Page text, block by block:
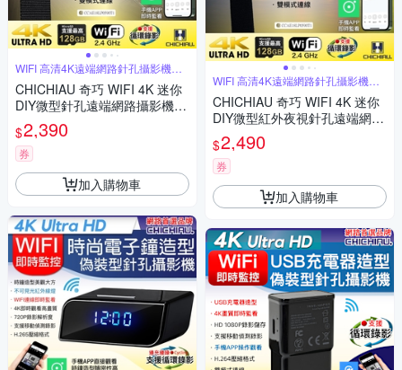
WIFI 高清4K遠端網路針孔攝影機模
CHICHIAU 奇巧 WIFI 4K 迷你
DIY微型針孔遠端網路攝影機錄
影模組
$2,390
券
加入購物車
WIFI 高清4K遠端網路針孔攝影機模
CHICHIAU 奇巧 WIFI 4K 迷你
DIY微型紅外夜視針孔遠端網路
攝影機錄影模組
$2,490
券
加入購物車